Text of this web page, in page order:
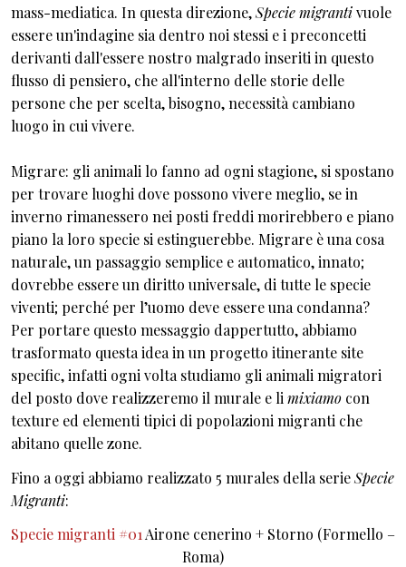
mass-mediatica. In questa direzione,Specie migrantivuole
essere un'indagine sia dentro noi stessi e i preconcetti
derivanti dall'essere nostro malgrado inseriti in questo
flusso di pensiero, che all'interno delle storie delle
persone che per scelta, bisogno, necessità cambiano
luogo in cui vivere.
Migrare: gli animali lo fanno ad ogni stagione, si spostano
per trovare luoghi dove possono vivere meglio, se in
inverno rimanessero nei posti freddi morirebbero e piano
piano la loro specie si estinguerebbe. Migrare è una cosa
naturale, un passaggio semplice e automatico, innato;
dovrebbe essere un diritto universale, di tutte le specie
viventi; perché per l’uomo deve essere una condanna?
Per portare questo messaggio dappertutto, abbiamo
trasformato questa idea in un progetto itinerante site
specific, infatti ogni volta studiamo gli animali migratori
del posto dove realizzeremo il murale e li mixiamo con
texture ed elementi tipici di popolazioni migranti che
abitano quelle zone.
Fino a oggi abbiamo realizzato 5 murales della serieSpecie
Migranti:
Specie migranti #01 Airone cenerino + Storno (Formello –
Roma)